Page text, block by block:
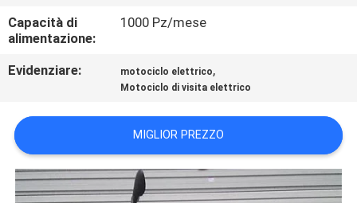
MAPPA
SITO
POLITICA
SULLA
PRIVACY
Capacità di
alimentazione:
1000 Pz/mese
Evidenziare: motociclo elettrico,
Motociclo di visita elettrico
MIGLIOR PREZZO